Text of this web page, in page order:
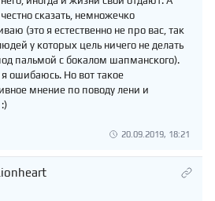
сказать, немножечко
(это я естественно не про вас, так
у которых цель ничего не делать
пальмой с бокалом шапманского).
ошибаюсь. Но вот такое
мнение по поводу лени и
20.09.2019, 18:21